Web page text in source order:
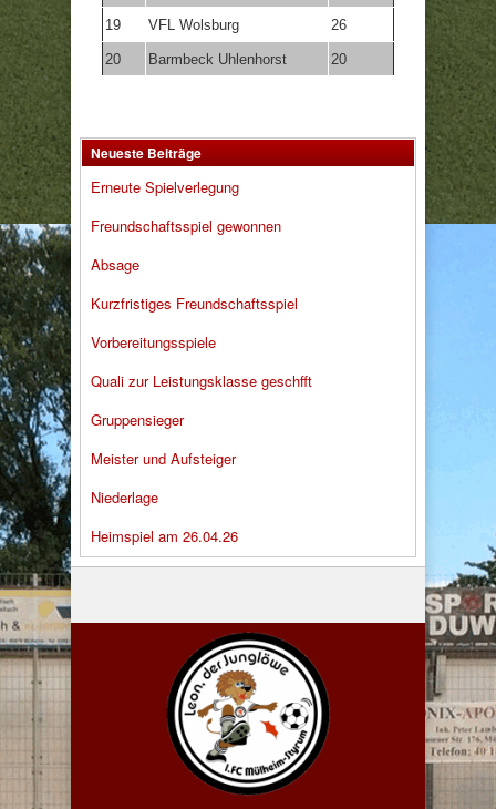
19 VFL Wolsburg 26
20 Barmbeck Uhlenhorst 20
Neueste Beiträge
Erneute Spielverlegung
Freundschaftsspiel gewonnen
Absage
Kurzfristiges Freundschaftsspiel
Vorbereitungsspiele
Quali zur Leistungsklasse geschfft
Gruppensieger
Meister und Aufsteiger
Niederlage
Heimspiel am 26.04.26